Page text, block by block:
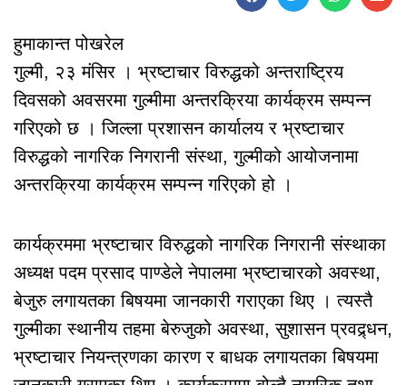
हुमाकान्त पोखरेल
गुल्मी, २३ मंसिर । भ्रष्टाचार विरुद्धको अन्तराष्ट्रिय
दिवसको अवसरमा गुल्मीमा अन्तरक्रिया कार्यक्रम सम्पन्न
गरिएको छ । जिल्ला प्रशासन कार्यालय र भ्रष्टाचार
विरुद्धको नागरिक निगरानी संस्था, गुल्मीको आयोजनामा
अन्तरक्रिया कार्यक्रम सम्पन्न गरिएको हो ।
कार्यक्रममा भ्रष्टाचार विरुद्धको नागरिक निगरानी संस्थाका
अध्यक्ष पदम प्रसाद पाण्डेले नेपालमा भ्रष्टाचारको अवस्था,
बेजुरु लगायतका बिषयमा जानकारी गराएका थिए । त्यस्तै
गुल्मीका स्थानीय तहमा बेरुजुको अवस्था, सुशासन प्रवद्र्धन,
भ्रष्टाचार नियन्त्रणका कारण र बाधक लगायतका बिषयमा